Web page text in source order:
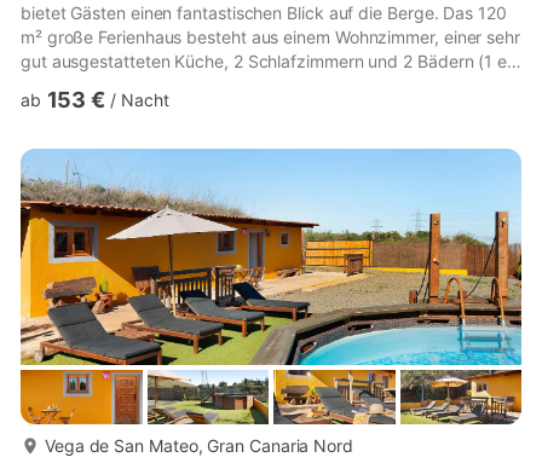
bietet Gästen einen fantastischen Blick auf die Berge. Das 120
m² große Ferienhaus besteht aus einem Wohnzimmer, einer sehr
gut ausgestatteten Küche, 2 Schlafzimmern und 2 Bädern (1 en
gehören außerdem Wi-Fi (für Videoanrufe geeignet), eine
gehören ein schöner Garten mit Gartenmöbeln, eine überdachte
Terrasse und ein Grill. Hier können Sie sich bei einem Glas...
ab 153 € / Nacht
Vega de San Mateo, Gran Canaria Nord